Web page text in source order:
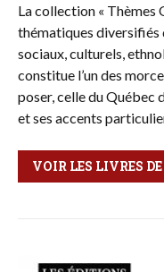
La collection « Thèmes
thématiques diver­si­fiés
sociaux, culturels,
constitue l’un des
poser, celle du Québec
et ses accents
VOIR LES LIVRES